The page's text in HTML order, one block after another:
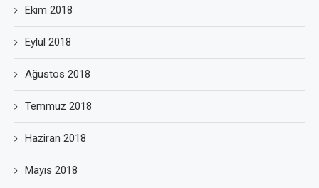
Ekim 2018
Eylül 2018
Ağustos 2018
Temmuz 2018
Haziran 2018
Mayıs 2018